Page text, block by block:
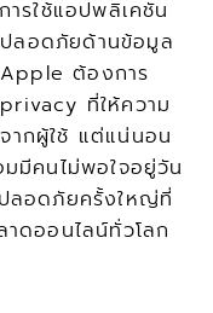
รใช้แอปพลิเคชัน
ปลอดภัยด้านข้อมูล
ต้องการ
ที่ให้ความ
ากผู้ใช้ แต่แน่นอน
มีคนไม่พอใจอยู่วัน
ลอดภัยครั้งใหญ่ที่
ดออนไลน์ทั่วโลก